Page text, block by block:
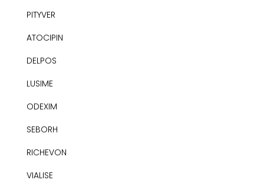
PITYVER
ATOCIPIN
DELPOS
LUSIME
ODEXIM
SEBORH
RICHEVON
VIALISE